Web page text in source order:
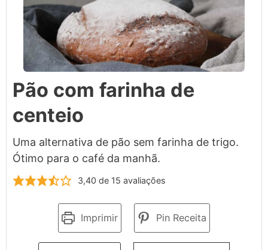
Pão com farinha de
centeio
Uma alternativa de pão sem farinha de trigo.
Ótimo para o café da manhã.
3,40 de 15 avaliações
Imprimir Pin Receita